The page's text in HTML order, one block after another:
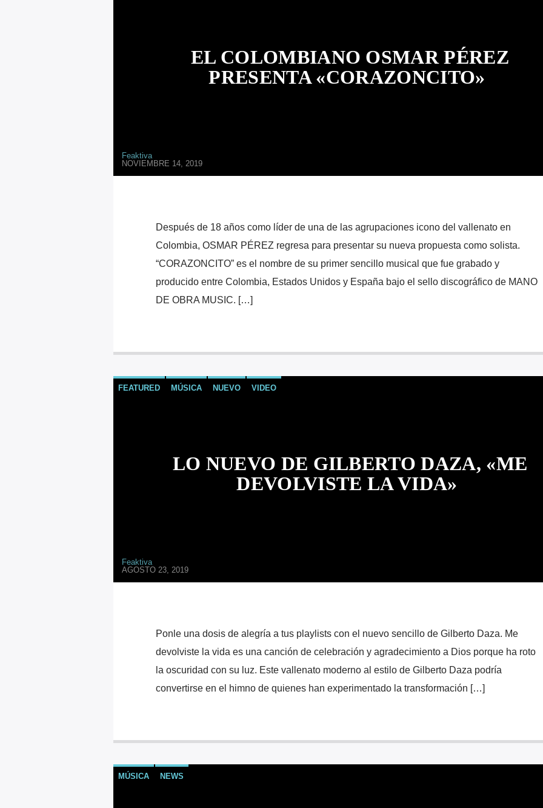
EL COLOMBIANO OSMAR PÉREZ
PRESENTA «CORAZONCITO»
Feaktiva
NOVIEMBRE 14, 2019
Después de 18 años como líder de una de las agrupaciones icono del vallenato en
Colombia, OSMAR PÉREZ regresa para presentar su nueva propuesta como solista.
“CORAZONCITO” es el nombre de su primer sencillo musical que fue grabado y
producido entre Colombia, Estados Unidos y España bajo el sello discográfico de MANO
DE OBRA MUSIC. […]
FEATURED MÚSICA NUEVO VIDEO
LO NUEVO DE GILBERTO DAZA, «ME
DEVOLVISTE LA VIDA»
Feaktiva
AGOSTO 23, 2019
Ponle una dosis de alegría a tus playlists con el nuevo sencillo de Gilberto Daza. Me
devolviste la vida es una canción de celebración y agradecimiento a Dios porque ha roto
la oscuridad con su luz. Este vallenato moderno al estilo de Gilberto Daza podría
convertirse en el himno de quienes han experimentado la transformación […]
MÚSICA NEWS